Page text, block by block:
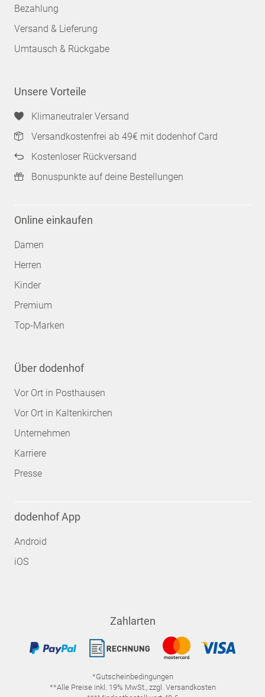
Bezahlung
Versand & Lieferung
Umtausch & Rückgabe
Unsere Vorteile
Klimaneutraler Versand
Versandkostenfrei ab 49€ mit dodenhof Card
Kostenloser Rückversand
Bonuspunkte auf deine Bestellungen
Online einkaufen
Damen
Herren
Kinder
Premium
Top-Marken
Über dodenhof
Vor Ort in Posthausen
Vor Ort in Kaltenkirchen
Unternehmen
Karriere
Presse
dodenhof App
Android
iOS
Zahlarten
*Gutscheinbedingungen
**Alle Preise inkl. 19% MwSt., zzgl. Versandkosten